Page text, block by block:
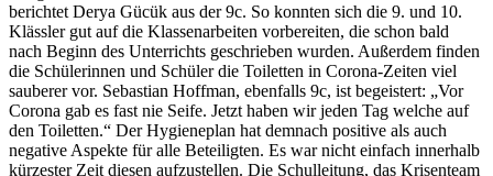
berichtet Derya Gücük aus der 9c. So konnten sich die 9. und 10.
Klässler gut auf die Klassenarbeiten vorbereiten, die schon bald
nach Beginn des Unterrichts geschrieben wurden. Außerdem finden
die Schülerinnen und Schüler die Toiletten in Corona-Zeiten viel
sauberer vor. Sebastian Hoffman, ebenfalls 9c, ist begeistert: „Vor
Corona gab es fast nie Seife. Jetzt haben wir jeden Tag welche auf
den Toiletten.“ Der Hygieneplan hat demnach positive als auch
negative Aspekte für alle Beteiligten. Es war nicht einfach innerhalb
kürzester Zeit diesen aufzustellen. Die Schulleitung, das Krisenteam